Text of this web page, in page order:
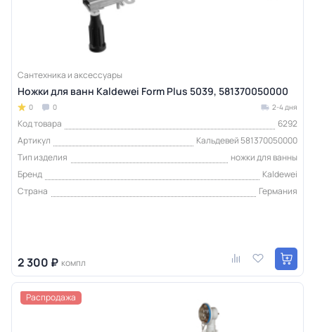
Сантехника и аксессуары
Ножки для ванн Kaldewei Form Plus 5039, 581370050000
0 0 2-4 дня
Код товара
6292
Артикул
Кальдевей 581370050000
Тип изделия
ножки для ванны
Бренд
Kaldewei
Страна
Германия
2 300 ₽ компл
Распродажа